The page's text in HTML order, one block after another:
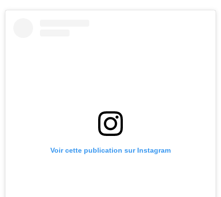
Voir cette publication sur Instagram